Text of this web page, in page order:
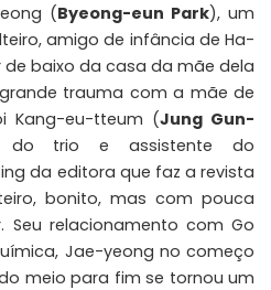
(Byeong-eun Park), um
amigo de infância de Ha-
de baixo da casa da mãe dela
trauma com a mãe de
Kang-eu-tteum (Jung Gun-
trio e assistente do
da editora que faz a revista
bonito, mas com pouca
Seu relacionamento com Go
Jae-yeong no começo
meio para fim se tornou um